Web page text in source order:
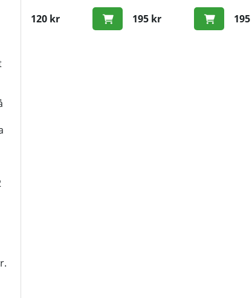
originaldesign
- Bra skydd mot
120 kr
inkluderad
195 kr
-